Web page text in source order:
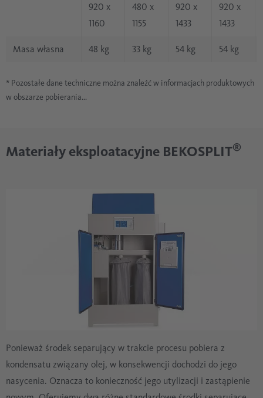
920 x
1160
480 x
1155
920 x
1433
920 x
1433
Masa własna 48 kg 33 kg 54 kg 54 kg
* Pozostałe dane techniczne można znaleźć w informacjach produktowych
w obszarze pobierania...
Materiały eksploatacyjne BEKOSPLIT®
Ponieważ środek separujący w trakcie procesu pobiera z
kondensatu związany olej, w konsekwencji dochodzi do jego
nasycenia. Oznacza to konieczność jego utylizacji i zastąpienie